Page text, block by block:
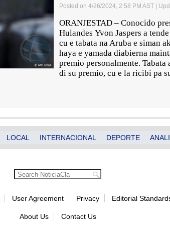
Posted on 4/26/2024, 2:58 PM AST |
ORANJESTAD – Conocido
Hulandes Yvon Jaspers a
cu e tabata na Aruba e siman
haya e yamada diabierna
premio personalmente.
di su premio, cu e la ricibi pa
LOCAL INTERNACIONAL DEPORTE
User Agreement Privacy Editorial
About Us Contact Us